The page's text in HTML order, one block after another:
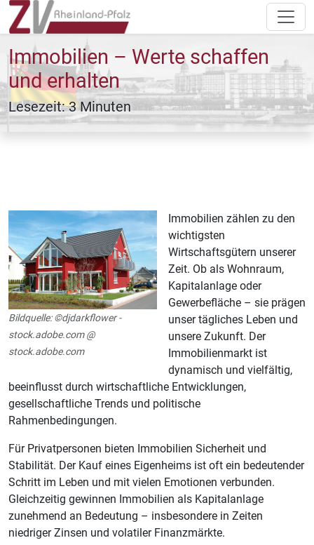
Immobilien – Werte schaffen
und erhalten
Lesezeit: 3 Minuten
Bildquelle: ©djdarkflower -
stock.adobe.com @
stock.adobe.com
Immobilien zählen zu den
wichtigsten
Wirtschaftsgütern unserer
Zeit. Ob als Wohnraum,
Kapitalanlage oder
Gewerbefläche – sie prägen
unser tägliches Leben und
unsere Zukunft. Der
Immobilienmarkt ist
dynamisch und vielfältig,
beeinflusst durch wirtschaftliche Entwicklungen,
gesellschaftliche Trends und politische
Rahmenbedingungen.
Für Privatpersonen bieten Immobilien Sicherheit und
Stabilität. Der Kauf eines Eigenheims ist oft ein bedeutender
Schritt im Leben und mit vielen Emotionen verbunden.
Gleichzeitig gewinnen Immobilien als Kapitalanlage
zunehmend an Bedeutung – insbesondere in Zeiten
niedriger Zinsen und volatiler Finanzmärkte.